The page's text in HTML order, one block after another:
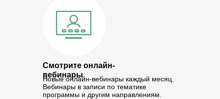
Смотрите онлайн-
вебинары
Новые онлайн-вебинары каждый месяц.
Вебинары в записи по тематике
программы и другим направлениям.